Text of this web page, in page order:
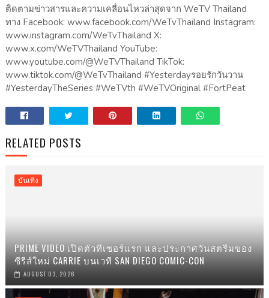
ติดตามข่าวสารและความเคลื่อนไหวล่าสุดจาก WeTV Thailand
ทาง Facebook: www.facebook.com/WeTvThailand Instagram:
www.instagram.com/WeTvThailand X:
www.x.com/WeTVThailand YouTube:
www.youtube.com/@WeTVThailand TikTok:
www.tiktok.com/@WeTvThailand #Yesterdayรอยรักวันวาน
#YesterdayTheSeries #WeTVth #WeTVOriginal #FortPeat
RELATED POSTS
บันเทิง
PRIME VIDEO เปิดตัวทีเซอร์แรก และประกาศวันสตรีมของ
ซีรีส์ใหม่ CARRIE บนเวที SAN DIEGO COMIC-CON
AUGUST 03, 2026